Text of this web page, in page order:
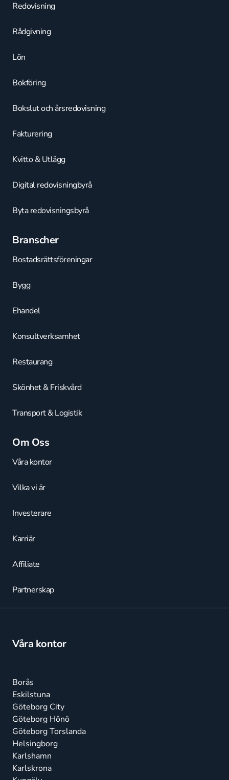
Redovisning
Rådgivning
Lön
Bokföring
Bokslut och årsredovisning
Fakturering
Kvitto & Utlägg
Digital redovisningbyrå
Byta redovisningsbyrå
Branscher
Bostadsrättsföreningar
Bygg
Ehandel
Konsultverksamhet
Restaurang
Skönhet & Friskvård
Transport & Logistik
Om Oss
Våra kontor
Vilka vi är
Investerare
Karriär
Affiliate
Partnerskap
Våra kontor
Borås
Eskilstuna
Göteborg City
Göteborg Hönö
Göteborg Torslanda
Helsingborg
Karlshamn
Karlskrona